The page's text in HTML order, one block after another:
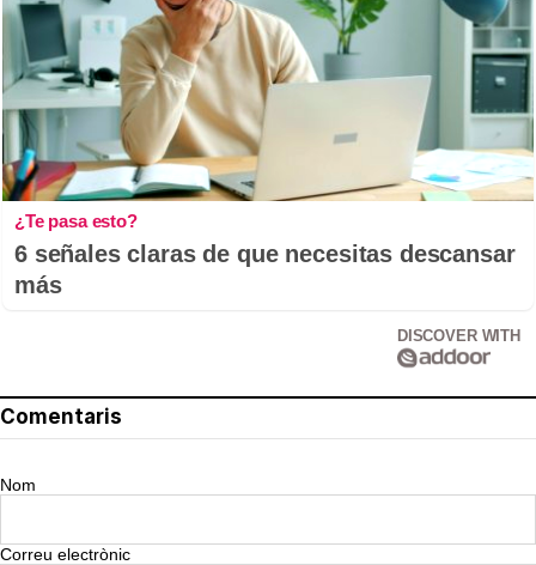
¿Te pasa esto?
6 señales claras de que necesitas descansar
más
DISCOVER WITH
Comentaris
Nom
Correu electrònic